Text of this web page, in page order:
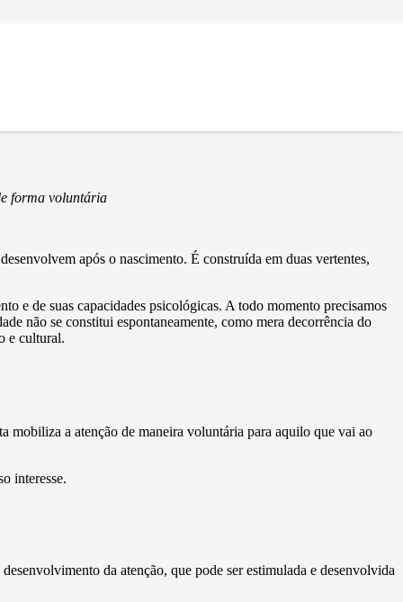
forma voluntária
após o nascimento. É construída em duas vertentes,
e de suas capacidades psicológicas. A todo momento precisamos
não se constitui espontaneamente, como mera decorrência do
e cultural.
mobiliza a atenção de maneira voluntária para aquilo que vai ao
interesse.
da atenção, que pode ser estimulada e desenvolvida